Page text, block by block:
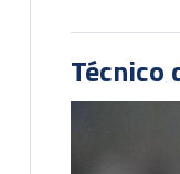
Técnico